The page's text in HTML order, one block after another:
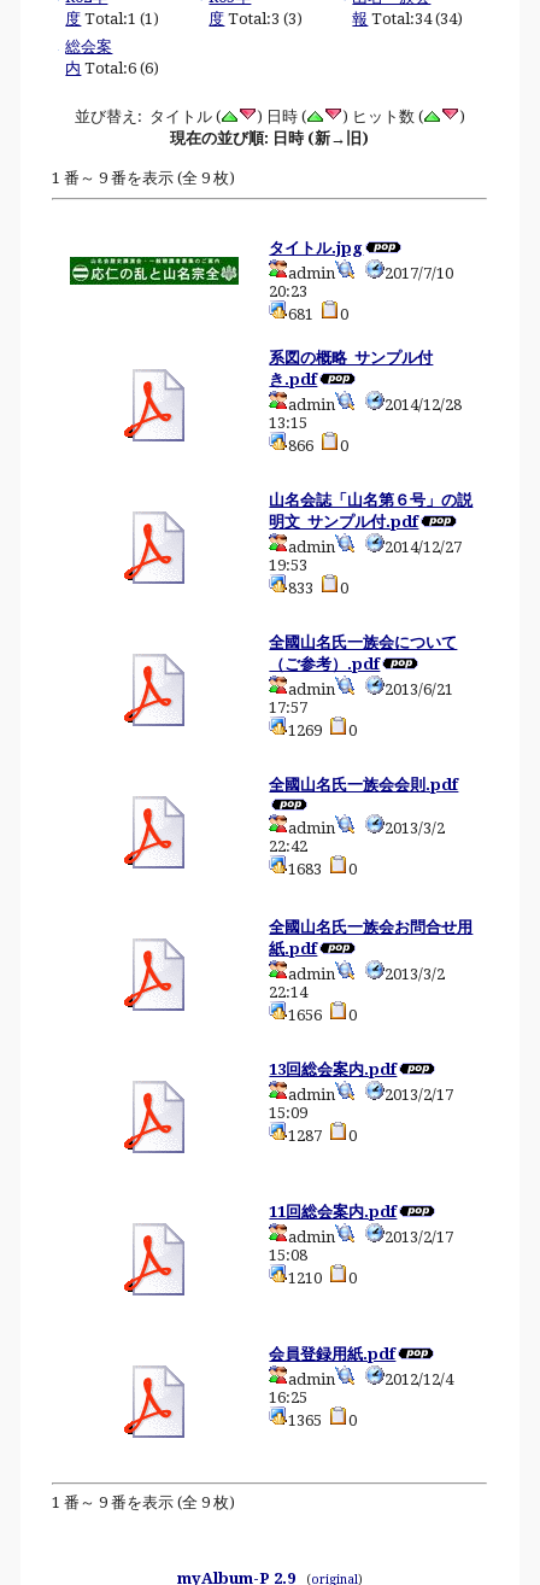
度 Total:1 (1)
度 Total:3 (3)
報 Total:34 (34)
総会案
内 Total:6 (6)
並び替え: タイトル ( ) 日時 ( ) ヒット数 (
)
現在の並び順: 日時 (新→旧)
1 番～ 9 番を表示 (全 9 枚)
タイトル.jpg
admin
2017/7/10
20:23
681
0
系図の概略_サンプル付
き.pdf
admin
2014/12/28
13:15
866
0
山名会誌「山名第６号」の説
明文_サンプル付.pdf
admin
2014/12/27
19:53
833
0
全國山名氏一族会について
（ご参考）.pdf
admin
2013/6/21
17:57
1269
0
全國山名氏一族会会則.pdf
admin
2013/3/2
22:42
1683
0
全國山名氏一族会お問合せ用
紙.pdf
admin
2013/3/2
22:14
1656
0
13回総会案内.pdf
admin
2013/2/17
15:09
1287
0
11回総会案内.pdf
admin
2013/2/17
15:08
1210
0
会員登録用紙.pdf
admin
2012/12/4
16:25
1365
0
1 番～ 9 番を表示 (全 9 枚)
myAlbum-P 2.9 (original)